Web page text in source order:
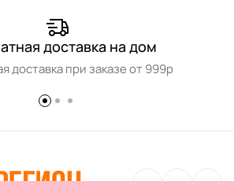
доставка на дом
доставка при заказе от 999р